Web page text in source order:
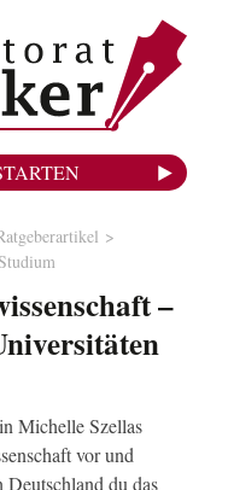
–
Michelle Szellas
vor und
du das